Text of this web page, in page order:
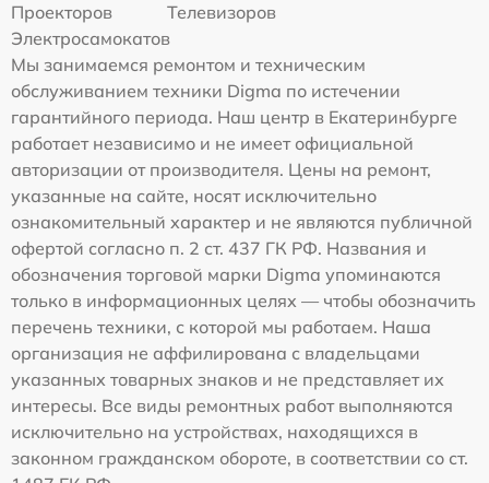
Проекторов
Телевизоров
Электросамокатов
Мы занимаемся ремонтом и техническим
обслуживанием техники Digma по истечении
гарантийного периода. Наш центр в Екатеринбурге
работает независимо и не имеет официальной
авторизации от производителя. Цены на ремонт,
указанные на сайте, носят исключительно
ознакомительный характер и не являются публичной
офертой согласно п. 2 ст. 437 ГК РФ. Названия и
обозначения торговой марки Digma упоминаются
только в информационных целях — чтобы обозначить
перечень техники, с которой мы работаем. Наша
организация не аффилирована с владельцами
указанных товарных знаков и не представляет их
интересы. Все виды ремонтных работ выполняются
исключительно на устройствах, находящихся в
законном гражданском обороте, в соответствии со ст.